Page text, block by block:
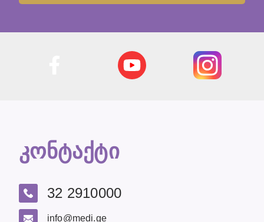
კონტაქტი
32 2910000
info@medi.ge